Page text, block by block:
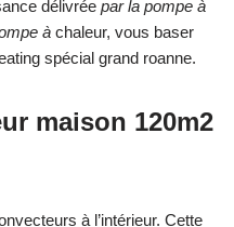
délivrée par la pompe à
à chaleur, vous baser
spécial grand roanne.
maison 120m2
à l’intérieur. Cette